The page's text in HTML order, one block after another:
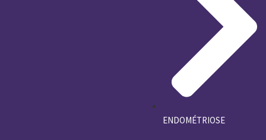
ENDOMÉTRIOSE